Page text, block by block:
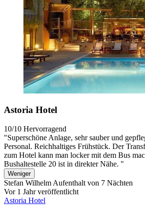
Astoria Hotel
10/10 Hervorragend
"Superschöne Anlage, sehr sauber und
Personal. Reichhaltiges Frühstück. Der
zum Hotel kann man locker mit dem Bus
Bushaltestelle 20 ist in direkter Nähe. "
Weniger
Stefan Wilhelm Aufenthalt von 7 Nächten
Vor 1 Jahr veröffentlicht
Astoria Hotel